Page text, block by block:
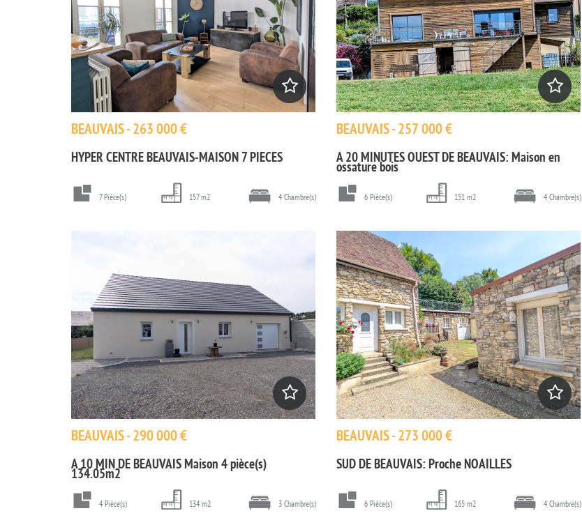
BEAUVAIS - 263 000 €
HYPER CENTRE BEAUVAIS-MAISON 7 PIECES
7 Pièce(s) 157 m2 4 Chambre(s)
BEAUVAIS - 257 000 €
A 20 MINUTES OUEST DE BEAUVAIS: Maison en
ossature bois
6 Pièce(s) 151 m2 4 Chambre(s)
BEAUVAIS - 290 000 €
A 10 MIN DE BEAUVAIS Maison 4 pièce(s)
134.05m2
4 Pièce(s) 134 m2 3 Chambre(s)
BEAUVAIS - 273 000 €
SUD DE BEAUVAIS: Proche NOAILLES
6 Pièce(s) 165 m2 4 Chambre(s)